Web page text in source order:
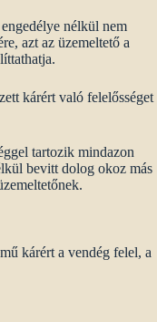
nélkül nem
azt az üzemeltető a
kárért való felelősséget
tartozik mindazon
bevitt dolog okoz más
kárért a vendég felel, a